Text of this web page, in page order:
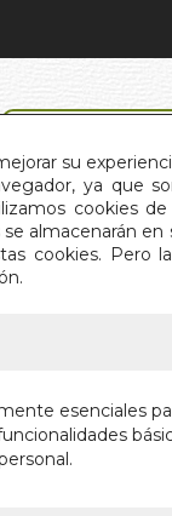
su
ya que
cookies
almacenarán
cookies. Pero
esenciales